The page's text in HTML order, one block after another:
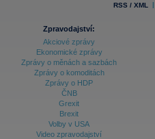
RSS / XML |
Zpravodajství:
Akciové zprávy
Ekonomické zprávy
Zprávy o měnách a sazbách
Zprávy o komoditách
Zprávy o HDP
ČNB
Grexit
Brexit
Volby v USA
Video zpravodajství